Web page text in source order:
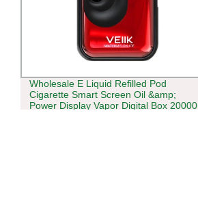
Wholesale E Liquid Refilled Pod
Cigarette Smart Screen Oil &amp;
Power Display Vapor Digital Box 20000